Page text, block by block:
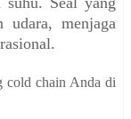
udara, menjaga
cold chain Anda di